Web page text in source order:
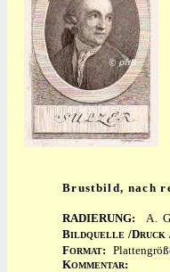
Brustbild, nach
RADIERUNG:
A.
BILDQUELLE /DRUCK
FORMAT:
KOMMENTAR: